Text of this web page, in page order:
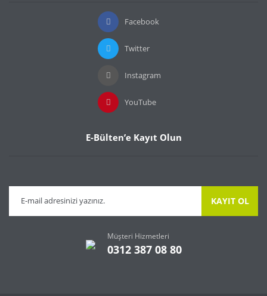
Bu ürüne benzer farklı alternatifler olmalı.
Facebook
Twitter
Instagram
YouTube
E-Bülten’e Kayıt Olun
KAYIT OL
Müşteri Hizmetleri
0312 387 08 80